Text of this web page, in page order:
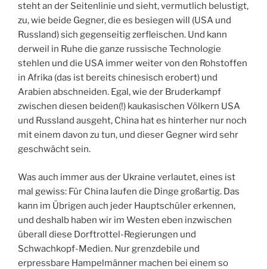
steht an der Seitenlinie und sieht, vermutlich belustigt,
zu, wie beide Gegner, die es besiegen will (USA und
Russland) sich gegenseitig zerfleischen. Und kann
derweil in Ruhe die ganze russische Technologie
stehlen und die USA immer weiter von den Rohstoffen
in Afrika (das ist bereits chinesisch erobert) und
Arabien abschneiden. Egal, wie der Bruderkampf
zwischen diesen beiden(!) kaukasischen Völkern USA
und Russland ausgeht, China hat es hinterher nur noch
mit einem davon zu tun, und dieser Gegner wird sehr
geschwächt sein.
Was auch immer aus der Ukraine verlautet, eines ist
mal gewiss: Für China laufen die Dinge großartig. Das
kann im Übrigen auch jeder Hauptschüler erkennen,
und deshalb haben wir im Westen eben inzwischen
überall diese Dorftrottel-Regierungen und
Schwachkopf-Medien. Nur grenzdebile und
erpressbare Hampelmänner machen bei einem so